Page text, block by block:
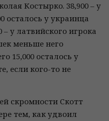
Костырко. 38,900 – у
осталось у украинца
– у латвийского игрока
меньше него
15,000 осталось у
если кого-то не
скромности Скотт
тем, как удвоил